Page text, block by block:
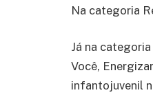
Na categoria
Já na
Você,
infantojuvenil